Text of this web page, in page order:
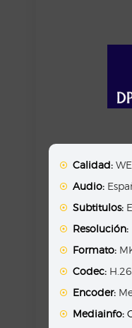
Calidad:
Audio:
Subtitulos:
Resolución:
Formato:
Codec:
Encoder:
Mediainfo: